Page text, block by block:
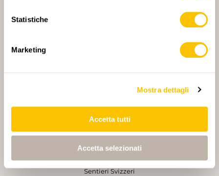
Statistiche
Marketing
Mostra dettagli
Accetta tutti
Accetta selezionati
PARTNER PRINCIPALE E PARTNER DI TRASPORTO
Sentieri Svizzeri